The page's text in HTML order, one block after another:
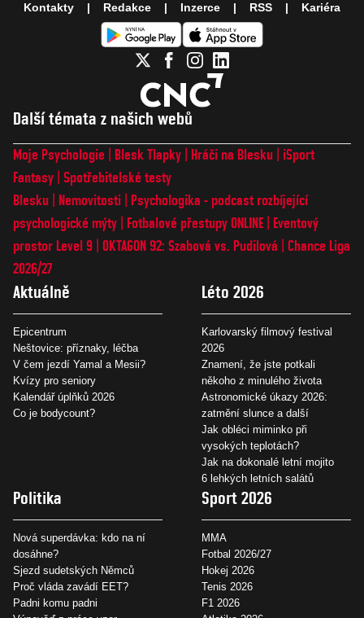
Další témata z našich webů
Moje Psychologie Blesk Tlapky Hráči na Blesku
iSport
Fantasy Spotřebitelské testy
Blesku
Nemovitosti
Psychologika - podcast rozbíjející
psychologické mýty
Fotbalové přestupy ONLINE
Eventový
prostor Level 9 OKTAGON 92: Szabová vs. Pudilová
Chance Liga
2026/27
Aktuálně
Epicentrum
Neštovice: příznaky, léčba
V čem jezdí Yamal a Mesii?
Kvízy pro seniory
Kalendář úplňků 2026
Co je bodycount?
Léto 2026
Karlovarský filmový festival
2026
Znamení, že jste potkali
někoho z minulého života
Astronomické úkazy 2026:
zatmění slunce a další
Jak obléci miminko při
vysokých teplotách?
Jak na dokonalé letní mojito
6 lehkých letních salátů
Politika
Nová superdávka: kdo na ní
dosáhne?
Sjezd sudetských Němců
Proč vláda zavádí EET?
Padni komu padni
Sport 2026
MMA
Fotbal 2026/27
Hokej 2026
Tenis 2026
F1 2026
Kontakty Redakce Inzerce RSS Kariéra